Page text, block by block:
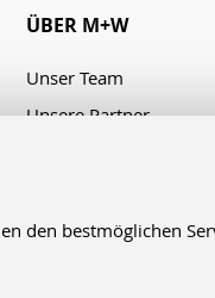
den bestmöglichen
ÜBER M+W
Unser Team
Unsere Partner
Kontakt & Anfahrt